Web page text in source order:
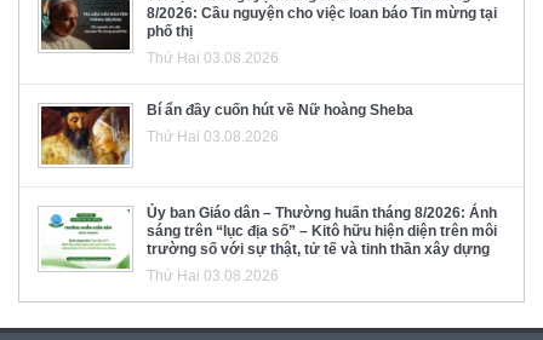
8/2026: Cầu nguyện cho việc loan báo Tin mừng tại
phố thị
Thứ Hai 03.08.2026
Bí ẩn đầy cuốn hút về Nữ hoàng Sheba
Thứ Hai 03.08.2026
Ủy ban Giáo dân – Thường huấn tháng 8/2026: Ánh
sáng trên “lục địa số” – Kitô hữu hiện diện trên môi
trường số với sự thật, tử tế và tinh thần xây dựng
Thứ Hai 03.08.2026